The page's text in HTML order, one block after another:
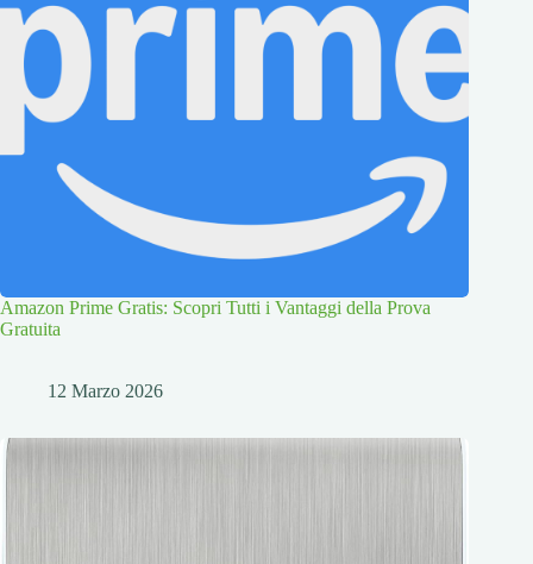
Amazon Prime Gratis: Scopri Tutti i Vantaggi della Prova
Gratuita
12 Marzo 2026